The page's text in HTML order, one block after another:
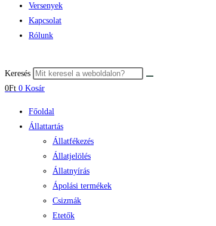
Versenyek
Kapcsolat
Rólunk
Keresés
0Ft 0 Kosár
Főoldal
Állattartás
Állatfékezés
Állatjelölés
Állatnyírás
Ápolási termékek
Csizmák
Etetők